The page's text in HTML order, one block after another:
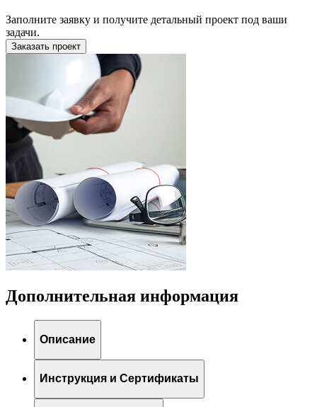
Заполните заявку и получите детальный проект под ваши
задачи.
Заказать проект
Дополнительная информация
Описание
Инструкция и Сертификаты